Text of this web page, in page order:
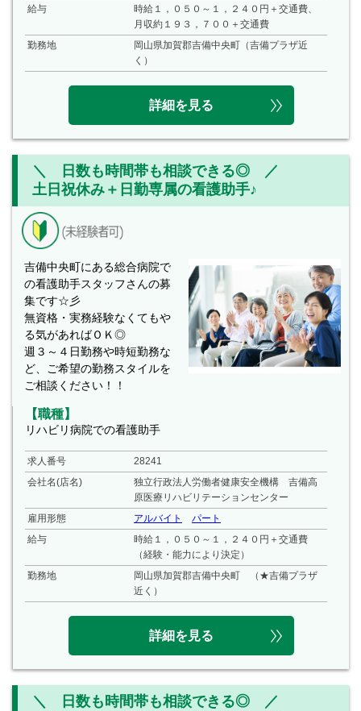
給与
時給１，０５０～１，２４０円＋交通費、
月収約１９３，７００＋交通費
勤務地
岡山県加賀郡吉備中央町（吉備プラザ近
く）
詳細を見る
＼ 日数も時間帯も相談できる◎ ／
土日祝休み＋日勤専属の看護助手♪
吉備中央町にある総合病院で
の看護助手スタッフさんの募
集です☆彡
無資格・実務経験なくてもや
る気があればＯＫ◎
週３～４日勤務や時短勤務な
ど、ご希望の勤務スタイルを
ご相談ください！！
【職種】
リハビリ病院での看護助手
求人番号
28241
会社名(店名)
独立行政法人労働者健康安全機構 吉備高
原医療リハビリテーションセンター
雇用形態
アルバイト
パート
給与
時給１，０５０～１，２４０円＋交通費
（経験・能力により決定）
勤務地
岡山県加賀郡吉備中央町 （★吉備プラザ
近く）
詳細を見る
＼ 日数も時間帯も相談できる◎ ／